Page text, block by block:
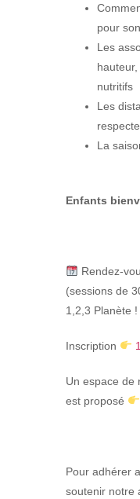
pour
Les
nutritifs
Les
La
Enfants
Rendez-
(sessions de
1,2,3 Planète !
Inscription
Un espace de
est proposé
Pour adhérer
soutenir notre